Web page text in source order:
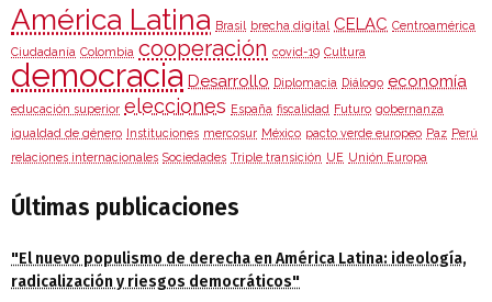
América Latina Brasil brecha digital CELAC Centroamérica
Ciudadanía Colombia cooperación covid-19 Cultura
democracia Desarrollo Diplomacia Diálogo economía
educación superior elecciones España fiscalidad Futuro gobernanza
igualdad de género Instituciones mercosur México pacto verde europeo Paz Perú
relaciones internacionales Sociedades Triple transición UE Unión Europa
Últimas publicaciones
"El nuevo populismo de derecha en América Latina: ideología,
radicalización y riesgos democráticos"